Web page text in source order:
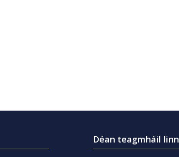
Déan teagmháil linn